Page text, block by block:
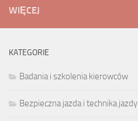
WIĘCEJ
KATEGORIE
Badania i szkolenia kierowców
Bezpieczna jazda i technika jazdy